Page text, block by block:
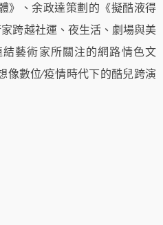
》、余政達策劃的《擬酷液得
跨越社運、夜生活、劇場與美
藝術家所關注的網路情色文
數位∕疫情時代下的酷兒跨演